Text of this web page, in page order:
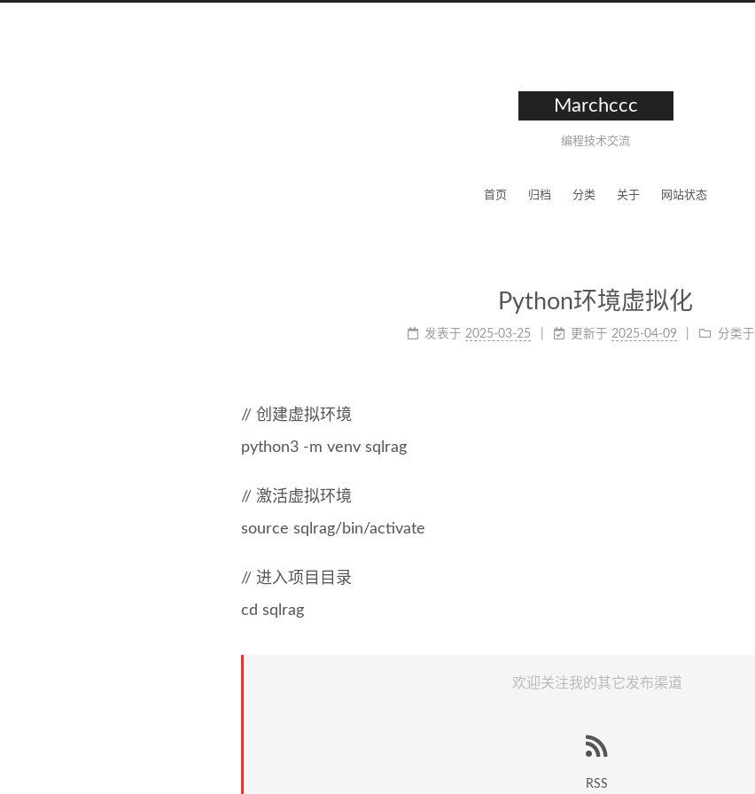
Marchccc
编程技术交流
首页 归档 分类 关于 网站状态
Python环境虚拟化
发表于 2025-03-25 更新于 2025-04-09 分类于
// 创建虚拟环境
python3 -m venv sqlrag
// 激活虚拟环境
source sqlrag/bin/activate
// 进入项目目录
cd sqlrag
欢迎关注我的其它发布渠道
RSS